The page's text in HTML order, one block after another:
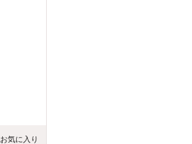
お気に入り